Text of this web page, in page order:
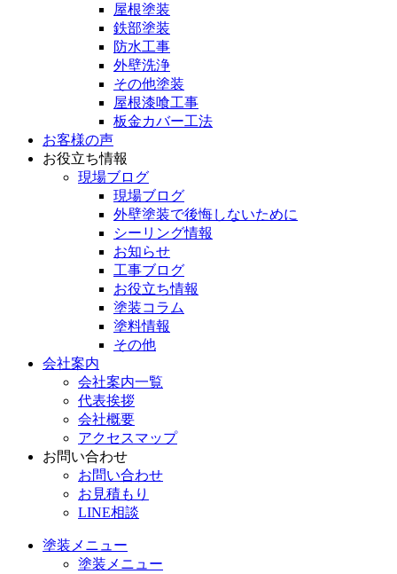
屋根塗装
鉄部塗装
防水工事
外壁洗浄
その他塗装
屋根漆喰工事
板金カバー工法
お客様の声
お役立ち情報
現場ブログ
現場ブログ
外壁塗装で後悔しないために
シーリング情報
お知らせ
工事ブログ
お役立ち情報
塗装コラム
塗料情報
その他
会社案内
会社案内一覧
代表挨拶
会社概要
アクセスマップ
お問い合わせ
お問い合わせ
お見積もり
LINE相談
塗装メニュー
塗装メニュー